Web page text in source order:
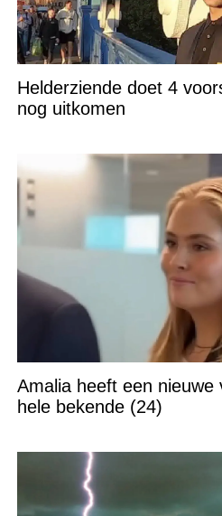
Helderziende doet 4
nog uitkomen
Amalia heeft een nieuwe
hele bekende (24)